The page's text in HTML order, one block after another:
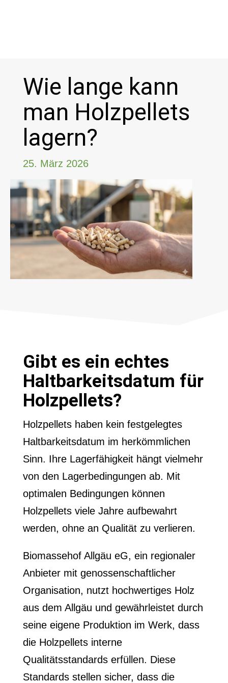
Wie lange kann
man Holzpellets
lagern?
25. März 2026
Gibt es ein echtes
Haltbarkeitsdatum für
Holzpellets?
Holzpellets haben kein festgelegtes
Haltbarkeitsdatum im herkömmlichen
Sinn. Ihre Lagerfähigkeit hängt vielmehr
von den Lagerbedingungen ab. Mit
optimalen Bedingungen können
Holzpellets viele Jahre aufbewahrt
werden, ohne an Qualität zu verlieren.
Biomassehof Allgäu eG, ein regionaler
Anbieter mit genossenschaftlicher
Organisation, nutzt hochwertiges Holz
aus dem Allgäu und gewährleistet durch
seine eigene Produktion im Werk, dass
die Holzpellets interne
Qualitätsstandards erfüllen. Diese
Standards stellen sicher, dass die